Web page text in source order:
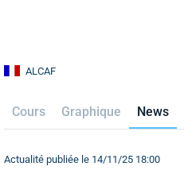
ALCAF
Cours Graphique News
Actualité publiée le 14/11/25 18:00